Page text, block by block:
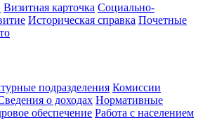
Визитная карточка Социально-
Историческая справка Почетные
подразделения Комиссии
о доходах Нормативные
обеспечение Работа с населением